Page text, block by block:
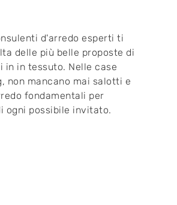
d'arredo esperti ti
delle più belle proposte di
in tessuto. Nelle case
mancano mai salotti e
fondamentali per
ogni possibile invitato.